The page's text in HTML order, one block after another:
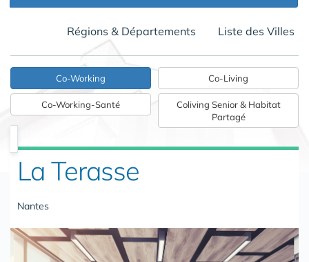
Régions & Départements Liste des Villes
Co-Working
Co-Working-Santé
Co-Living
Coliving Senior & Habitat
Partagé
La Terasse
Nantes